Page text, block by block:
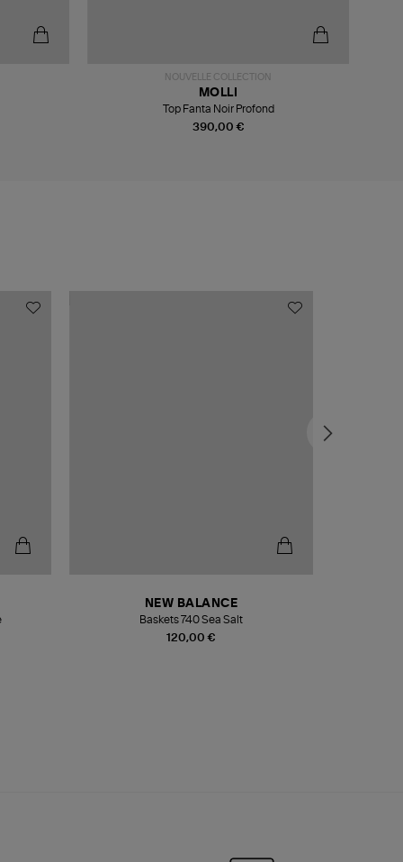
NOUVELLE COLLECTION
390,00 €
MOLLI
Top Fanta Noir Profond
120,00 €
NEW BALANCE
Baskets 740 Sea Salt